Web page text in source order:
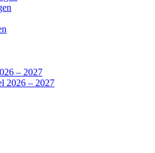
– 2027
2026 – 2027